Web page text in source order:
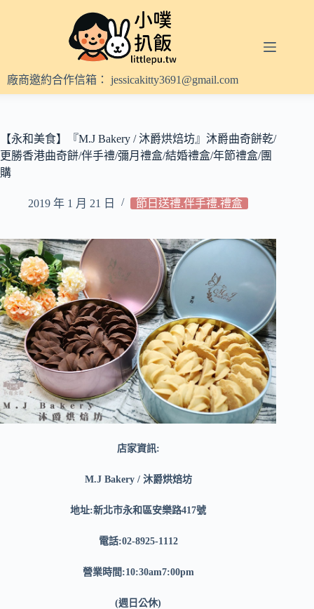
內
容
廠商邀約合作信箱： jessicakitty3691@gmail.com
【永和美食】『M.J Bakery / 沐爵烘焙坊』沐爵曲奇餅乾/
更勝香港曲奇餅/伴手禮/彌月禮盒/結婚禮盒/年節禮盒/團
購
2019 年 1 月 21 日 節日送禮.伴手禮.禮盒
店家資訊:
M.J Bakery / 沐爵烘焙坊
地址:新北市永和區安樂路417號
電話:02-8925-1112
營業時間:10:30am7:00pm
(週日公休)